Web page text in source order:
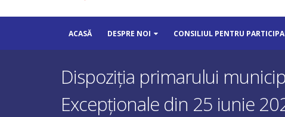
ACASĂ DESPRE NOI CONSILIUL PENTRU
Dispoziția primarului
Excepţionale din 25 iunie